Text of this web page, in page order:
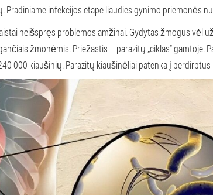
Pradiniame infekcijos etape liaudies gynimo priemonės
neišspręs problemos amžinai. Gydytas žmogus vėl
žmonėmis. Priežastis – parazitų „ciklas" gamtoje.
000 kiaušinių. Parazitų kiaušinėliai patenka į